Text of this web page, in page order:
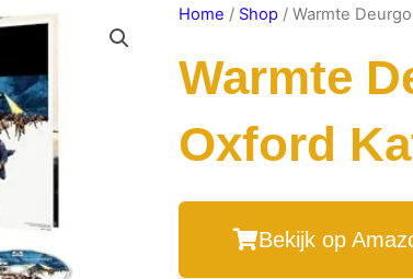
Home / Shop / Warmte
Warmte
Oxford
Bekijk op